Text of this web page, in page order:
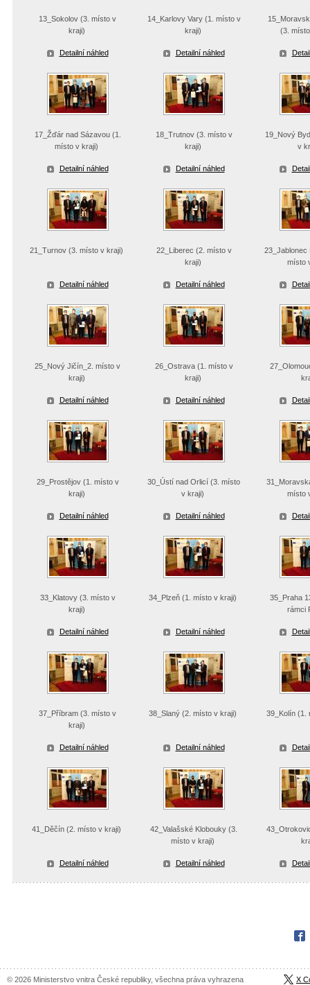
13_Sokolov (3. místo v
kraji)
Detailní náhled
14_Karlovy Vary (1. místo v
kraji)
Detailní náhled
(3.
17_Žďár nad Sázavou (1.
místo v kraji)
Detailní náhled
18_Trutnov (3. místo v
kraji)
Detailní náhled
19_Nový
v
21_Turnov (3. místo v kraji)
Detailní náhled
22_Liberec (2. místo v
kraji)
Detailní náhled
23_Jablonec
místo
25_Nový Jičín_2. místo v
kraji)
Detailní náhled
26_Ostrava (1. místo v
kraji)
Detailní náhled
29_Prostějov (1. místo v
kraji)
Detailní náhled
30_Ústí nad Orlicí (3. místo
v kraji)
Detailní náhled
místo
33_Klatovy (3. místo v
kraji)
Detailní náhled
34_Plzeň (1. místo v kraji)
Detailní náhled
35_Praha
rámci
37_Příbram (3. místo v
kraji)
Detailní náhled
38_Slaný (2. místo v kraji)
Detailní náhled
39_Kolín
41_Děčín (2. místo v kraji)
Detailní náhled
42_Valašské Klobouky (3.
místo v kraji)
Detailní náhled
© 2026 Ministerstvo vnitra České republiky, všechna práva vyhrazena X